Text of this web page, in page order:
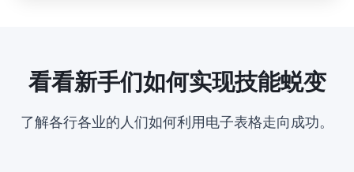
看看新手们如何实现技能蜕变
了解各行各业的人们如何利用电子表格走向成功。